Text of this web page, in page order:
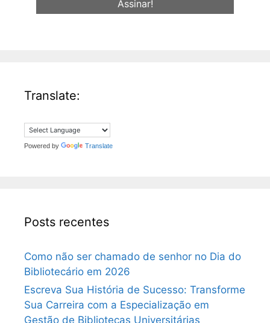
Translate:
Powered by Translate
Posts recentes
Como não ser chamado de senhor no Dia do
Bibliotecário em 2026
Escreva Sua História de Sucesso: Transforme
Sua Carreira com a Especialização em
Gestão de Bibliotecas Universitárias